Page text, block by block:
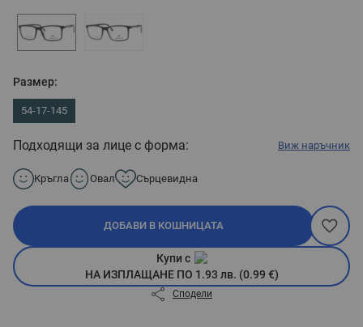
Размер:
54-17-145
Подходящи за лице с форма: Виж наръчник
Кръгла Овал Сърцевидна
ДОБАВИ В КОШНИЦАТА
Купи с
НА ИЗПЛАЩАНЕ ПО 1.93 лв. (0.99 €)
Сподели